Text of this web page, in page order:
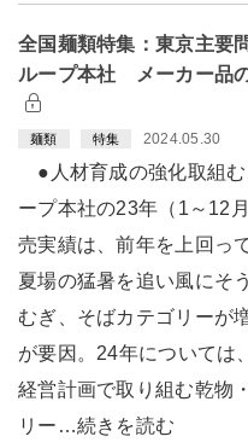
全国麺類特集：東京主要
ループ本社 メーカー品
麺類 特集 2024.05.30
●人材育成の強化取組
ープ本社の23年（1～12
売実績は、前年を上回っ
夏場の猛暑を追い風にそ
むぎ、そばカテゴリーが
が要因。24年については
経営計画で取り組む乾物
リー…続きを読む